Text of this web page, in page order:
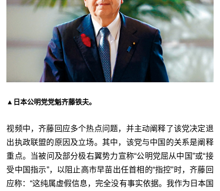
▲日本公明党党魁齐藤铁夫。
视频中，齐藤回应多个热点问题，并主动阐释了该党决定退
出执政联盟的原因及立场。其中，该党与中国的关系是阐释
重点。当被问及部分极右翼势力宣称“公明党屈从中国”或“接
受中国指示”，以阻止高市早苗出任首相的“指控”时，齐藤回
应称：“这纯属虚假信息，完全没有事实依据。我作为日本国